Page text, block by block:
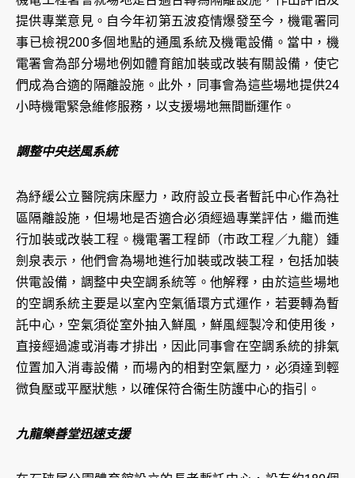
提供專業意見。自今年初第五波疫情爆發至今，機電署同
事已檢視200多個地點的通風系統及機電設備。當中，機
電署會為部分場地例如體育館加裝或改裝有關設備，使它
們成為合適的隔離設施。此外，同事會為這些場地提供24
小時機電緊急維修服務，以支援場地無間斷運作。
調整中央送風系統
為紓緩公立醫院病床壓力，政府設立長者暫託中心作為社
區隔離設施，但場地是否適合必須經過專業評估，繼而進
行加裝或改裝工程。機電署工程師（市政工程／九龍）鍾
劍泉表示，他們會為場地進行加裝或改裝工程，包括加裝
供電設備，調整中央空調系統等。他解釋，由於這些場地
的空調系統主要是以室內空氣循環方式運作，若要轉為暫
託中心，空氣須從室外抽入鮮風，鮮風經製冷和使用後，
直接經過濾或消毒才排出，因此同事會在空調系統的排氣
位置加入消毒設備，而場內的相對空氣壓力，必須達到輕
微負壓或平壓狀態，以確保符合衞生防護中心的指引。
九龍樂善堂迅速支援